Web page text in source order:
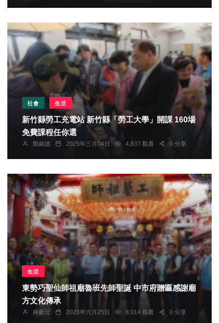
社會 生活
新竹縣勞工充電站 新竹縣「勞工大學」開課 160場
免費課程任你選
鄭銘德 2025年三月04日 4,837 觀看 0 分享
生活
東勢巧聖仙師祖廟魯班先師聖誕 中市府贈匾感謝廟
方文化傳承
林獻元 2023年六月25日 8,014 觀看 0 分享